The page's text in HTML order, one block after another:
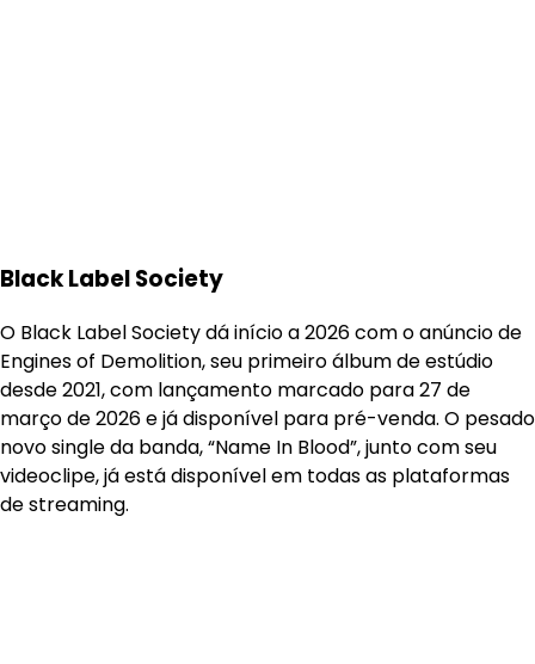
Black Label Society
O Black Label Society dá início a 2026 com o anúncio de
Engines of Demolition, seu primeiro álbum de estúdio
desde 2021, com lançamento marcado para 27 de
março de 2026 e já disponível para pré-venda. O pesado
novo single da banda, “Name In Blood”, junto com seu
videoclipe, já está disponível em todas as plataformas
de streaming.